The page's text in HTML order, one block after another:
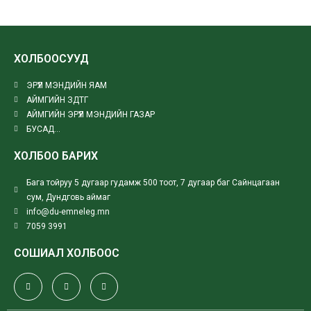
ХОЛБООСУУД
ЭРҮҮЛ МЭНДИЙН ЯАМ
АЙМГИЙН ЗДТГ
АЙМГИЙН ЭРҮҮЛ МЭНДИЙН ГАЗАР
БУСАД...
ХОЛБОО БАРИХ
Бага тойруу 5 дугаар гудамж 500 тоот, 7 дугаар баг Сайнцагаан
сум, Дундговь аймаг
info@du-emneleg.mn
7059 3991
СОШИАЛ ХОЛБООС